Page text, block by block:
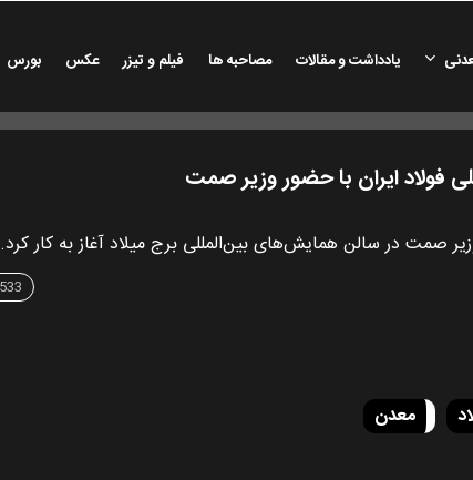
یادداشت و مقالات مصاحبه ها فیلم و تیزر عکس بورس
فولاد ایران با حضور وزیر صمت
صمت در سالن همایش‌های بین‌المللی برج میلاد آغاز به کار کرد.
معدن